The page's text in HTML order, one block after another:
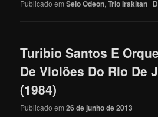
Publicado em Selo Odeon,Trio Irakitan |
Turibio Santos E
De Violões Do Rio De
(1984)
Publicado em26 de junho de 2013